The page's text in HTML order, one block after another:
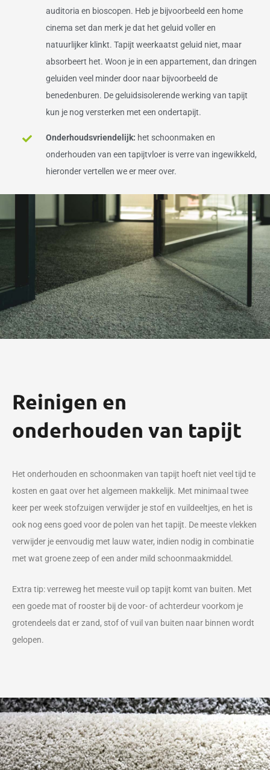
auditoria en bioscopen. Heb je bijvoorbeeld een home
cinema set dan merk je dat het geluid voller en
natuurlijker klinkt. Tapijt weerkaatst geluid niet, maar
absorbeert het. Woon je in een appartement, dan dringen
geluiden veel minder door naar bijvoorbeeld de
benedenburen. De geluidsisolerende werking van tapijt
kun je nog versterken met een ondertapijt.
Onderhoudsvriendelijk: het schoonmaken en
onderhouden van een tapijtvloer is verre van ingewikkeld,
hieronder vertellen we er meer over.
Reinigen en
onderhouden van tapijt
Het onderhouden en schoonmaken van tapijt hoeft niet veel tijd te
kosten en gaat over het algemeen makkelijk. Met minimaal twee
keer per week stofzuigen verwijder je stof en vuildeeltjes, en het is
ook nog eens goed voor de polen van het tapijt. De meeste vlekken
verwijder je eenvoudig met lauw water, indien nodig in combinatie
met wat groene zeep of een ander mild schoonmaakmiddel.
Extra tip: verreweg het meeste vuil op tapijt komt van buiten. Met
een goede mat of rooster bij de voor- of achterdeur voorkom je
grotendeels dat er zand, stof of vuil van buiten naar binnen wordt
gelopen.